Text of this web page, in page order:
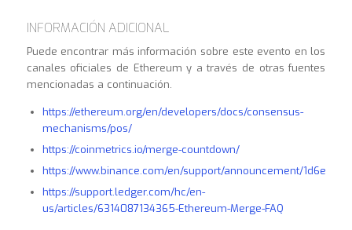
INFORMACIÓN ADICIONAL
Puede encontrar más información sobre este evento en los
canales oficiales de Ethereum y a través de otras fuentes
mencionadas a continuación.
https://ethereum.org/en/developers/docs/consensus-
mechanisms/pos/
https://coinmetrics.io/merge-countdown/
https://www.binance.com/en/support/announcement/
https://support.ledger.com/hc/en-
us/articles/6314087134365-Ethereum-Merge-FAQ